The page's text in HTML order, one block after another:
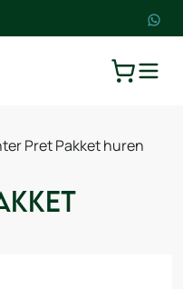
Pret Pakket huren